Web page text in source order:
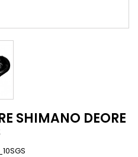
SHIMANO DEORE